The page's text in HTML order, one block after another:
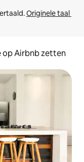
Originele taal
op Airbnb zetten